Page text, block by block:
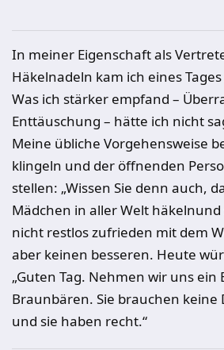
In meiner Eigenschaft als
Häkelnadeln kam ich eines
Was ich stärker empfand –
Enttäuschung – hätte ich nicht
Meine übliche Vorgehensweise
klingeln und der öffnenden
stellen: „Wissen Sie denn auch,
Mädchen in aller Welt häkelnund
nicht restlos zufrieden mit dem
aber keinen besseren. Heute
„Guten Tag. Nehmen wir uns ein
Braunbären. Sie brauchen keine
und sie haben recht.“